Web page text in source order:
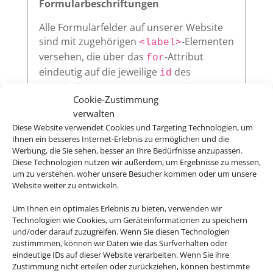
Cookie-Zustimmung
verwalten
Diese Website verwendet Cookies und Targeting Technologien, um
Ihnen ein besseres Internet-Erlebnis zu ermöglichen und die
Werbung, die Sie sehen, besser an Ihre Bedürfnisse anzupassen.
Diese Technologien nutzen wir außerdem, um Ergebnisse zu messen,
um zu verstehen, woher unsere Besucher kommen oder um unsere
Website weiter zu entwickeln.
Um Ihnen ein optimales Erlebnis zu bieten, verwenden wir
Technologien wie Cookies, um Geräteinformationen zu speichern
und/oder darauf zuzugreifen. Wenn Sie diesen Technologien
zustimmmen, können wir Daten wie das Surfverhalten oder
eindeutige IDs auf dieser Website verarbeiten. Wenn Sie ihre
Zustimmung nicht erteilen oder zurückziehen, können bestimmte
Formularbeschriftungen
Alle Formularfelder auf unserer Website
sind mit zugehörigen <label>-Elementen
versehen, die über das for-Attribut
eindeutig auf die jeweilige id des
Eingabefeldes verweisen. Diese klare
Zuordnung verbessert die
Nutzerfreundlichkeit und sorgt dafür,
dass assistive Technologien wie
Screenreader die Beschriftungen korrekt
vorlesen.
Sichtbarer Fokus
Alle interaktiven Elemente auf unserer
Website – wie Links, Buttons oder
Formularfelder – zeigen klar sichtbar an,